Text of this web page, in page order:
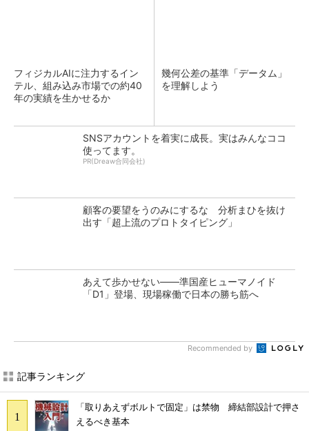
フィジカルAIに注力するイン
テル、組み込み市場での約40
年の実績を生かせるか
幾何公差の基準「データム」
を理解しよう
SNSアカウントを着実に成長。実はみんなココ
使ってます。
PR(Dreaw合同会社)
顧客の要望をうのみにするな 分析まひを抜け
出す「超上流のプロトタイピング」
あえて歩かせない――準国産ヒューマノイド
「D1」登場、現場稼働で日本の勝ち筋へ
Recommended by
記事ランキング
「取りあえずボルトで固定」は禁物 締結部設計で押さ
えるべき基本